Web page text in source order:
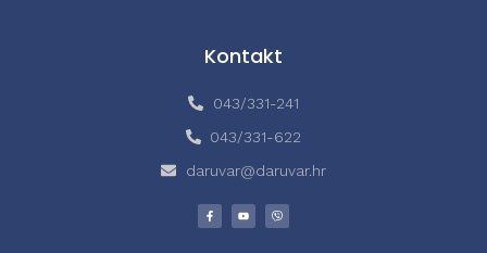
Kontakt
043/331-241
043/331-622
daruvar@daruvar.hr